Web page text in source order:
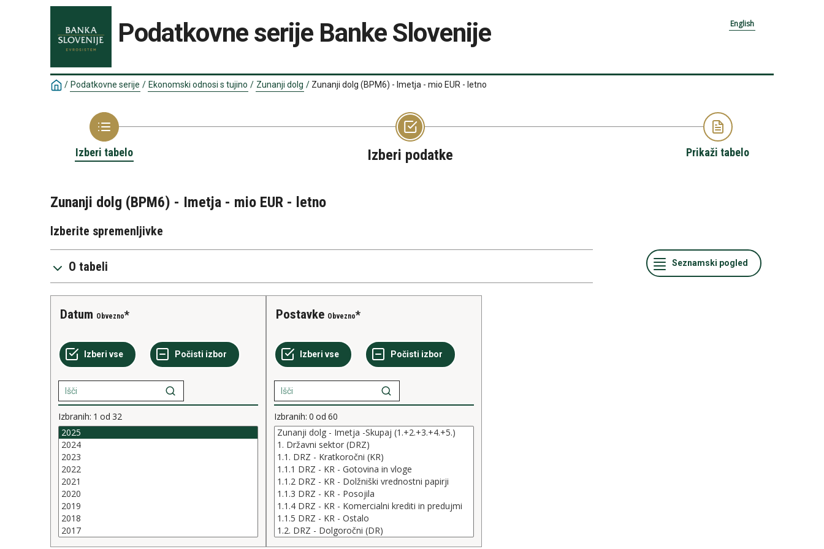
Podatkovne serije Banke Slovenije English
/ Podatkovne serije / Ekonomski odnosi s tujino / Zunanji dolg / Zunanji dolg (BPM6) - Imetja - mio EUR - letno
Izberi tabelo Izberi podatke Prikaži tabelo
Zunanji dolg (BPM6) - Imetja - mio EUR - letno
Izberite spremenljivke
O tabeli
Datum Obvezno
Izbranih: 1 od 32
Postavke Obvezno
Izbranih: 0 od 60